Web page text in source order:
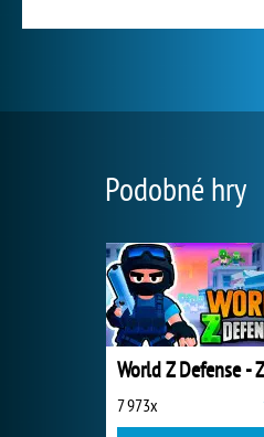
Podobné hry
7 973x